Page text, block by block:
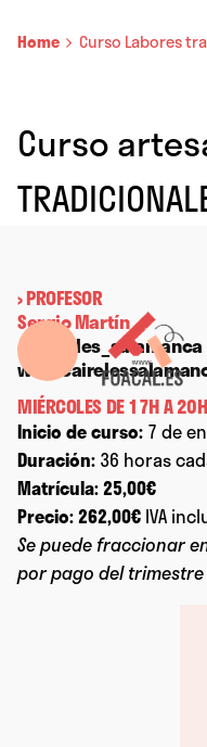
Home Curso Labores
Curso
› PROFESOR
Sergio Martín
@caireles_salamanca
MIÉRCOLES DE 17H A 20H
Inicio de curso: 7 de
Duración: 36 horas
Matrícula:25,00€
Precio:262,00€ IVA
Se puede fraccionar
por pago del